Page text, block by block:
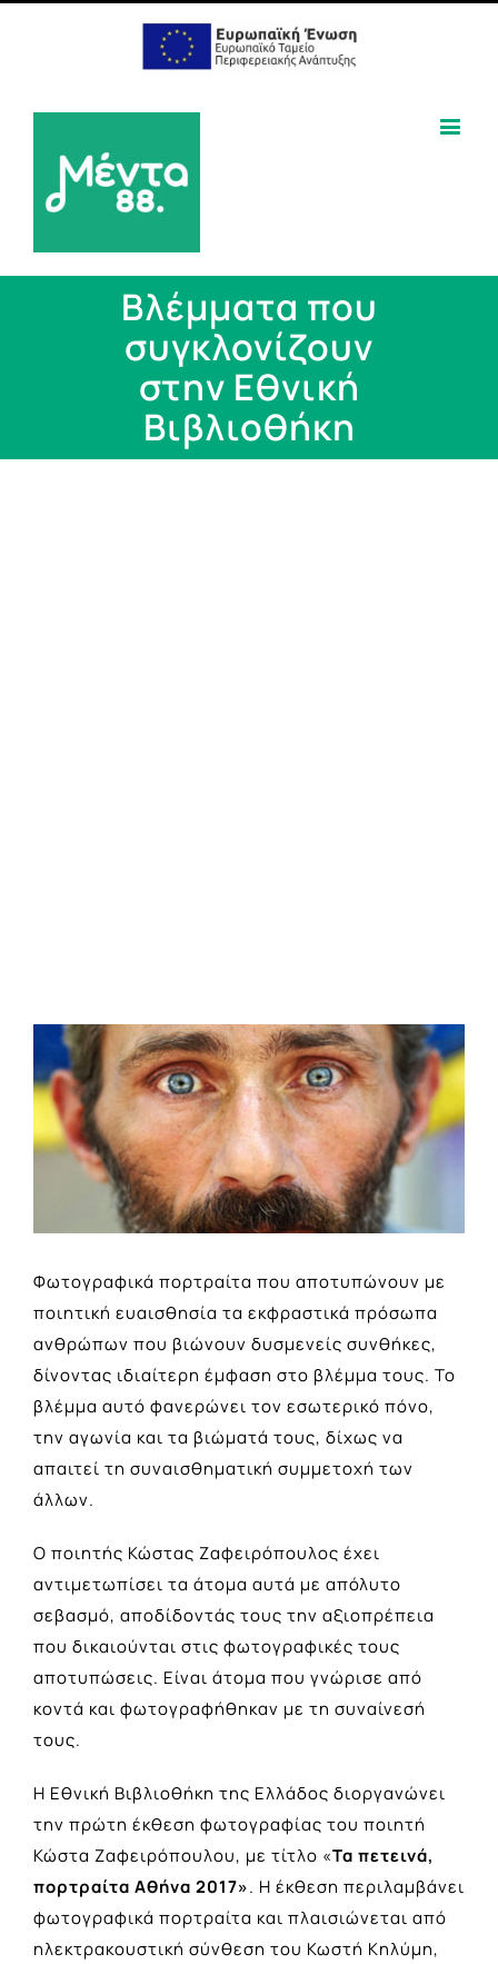
Βλέμματα που
συγκλονίζουν
στην Εθνική
Βιβλιοθήκη
View
Larger
Image
Φωτογραφικά πορτραίτα που αποτυπώνουν με
ποιητική ευαισθησία τα εκφραστικά πρόσωπα
ανθρώπων που βιώνουν δυσμενείς συνθήκες,
δίνοντας ιδιαίτερη έμφαση στο βλέμμα τους. Το
βλέμμα αυτό φανερώνει τον εσωτερικό πόνο,
την αγωνία και τα βιώματά τους, δίχως να
απαιτεί τη συναισθηματική συμμετοχή των
άλλων.
Ο ποιητής Κώστας Ζαφειρόπουλος έχει
αντιμετωπίσει τα άτομα αυτά με απόλυτο
σεβασμό, αποδίδοντάς τους την αξιοπρέπεια
που δικαιούνται στις φωτογραφικές τους
αποτυπώσεις. Είναι άτομα που γνώρισε από
κοντά και φωτογραφήθηκαν με τη συναίνεσή
τους.
Η Εθνική Βιβλιοθήκη της Ελλάδος διοργανώνει
την πρώτη έκθεση φωτογραφίας του ποιητή
Κώστα Ζαφειρόπουλου, με τίτλο «Τα πετεινά,
πορτραίτα Αθήνα 2017». Η έκθεση περιλαμβάνει
φωτογραφικά πορτραίτα και πλαισιώνεται από
ηλεκτρακουστική σύνθεση του Κωστή Κηλύμη,